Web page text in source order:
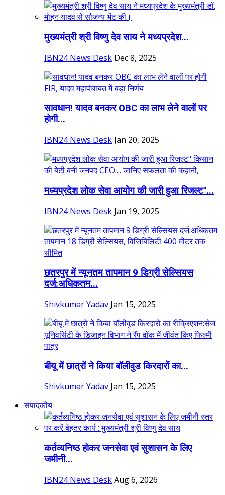
मुख्यमंत्री श्री विष्णु देव साय ने मध्यप्रदेश...
IBN24 News Desk Dec 8, 2025
सावधान! यादव बनकर OBC का लाभ लेने वालों पर
होगी...
IBN24 News Desk Jan 20, 2025
मध्यप्रदेश लोक सेवा आयोग की जारी हुआ रिजल्ट"...
IBN24 News Desk Jan 19, 2025
छतरपुर में न्यूनतम तापमान 9 डिग्री सेल्सियस
दर्ज:अधिकतम...
Shivkumar Yadav Jan 15, 2025
बीयू में छात्रों ने किया बॉलीवुड किरदारों का...
Shivkumar Yadav Jan 15, 2025
संपादकीय
कर्तव्यनिष्ठ होकर जनसेवा एवं सुशासन के लिए
जमीनी...
IBN24 News DeskAug 6, 2026